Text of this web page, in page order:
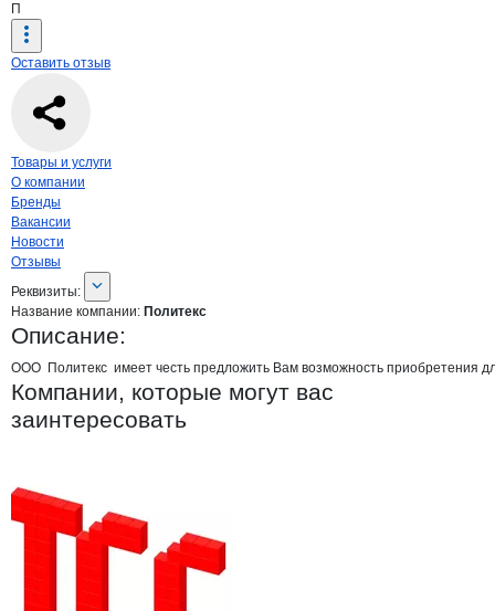
П
Оставить отзыв
Навигация по странице
Товары и услуги
О компании
Бренды
Вакансии
Новости
Отзывы
О компании
Реквизиты
Реквизиты:
Название компании: Политекс
Описание:
ООО  Политекс  имеет честь предложить Вам возможность приобретения
Компании, которые могут вас
заинтересовать